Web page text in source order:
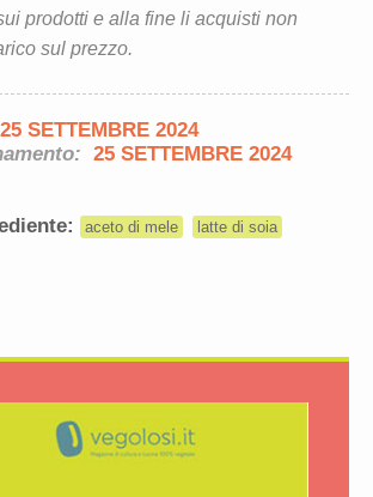
prodotti e alla fine li acquisti non
sul prezzo.
25 SETTEMBRE 2024
25 SETTEMBRE 2024
aceto di mele
latte di soia